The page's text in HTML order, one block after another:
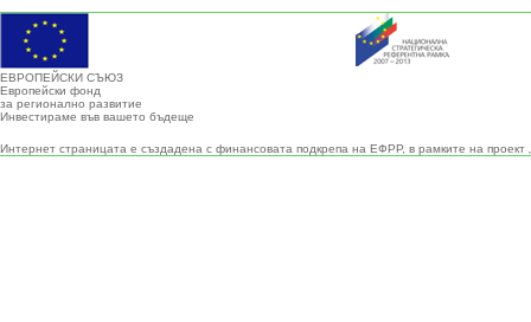
ЕВРОПЕЙСКИ СЪЮЗ
Европейски фонд
за регионално развитие
Инвестираме във вашето бъдеще
Интернет страницата е създадена с финансовата подкрепа на ЕФРР, в рамките на